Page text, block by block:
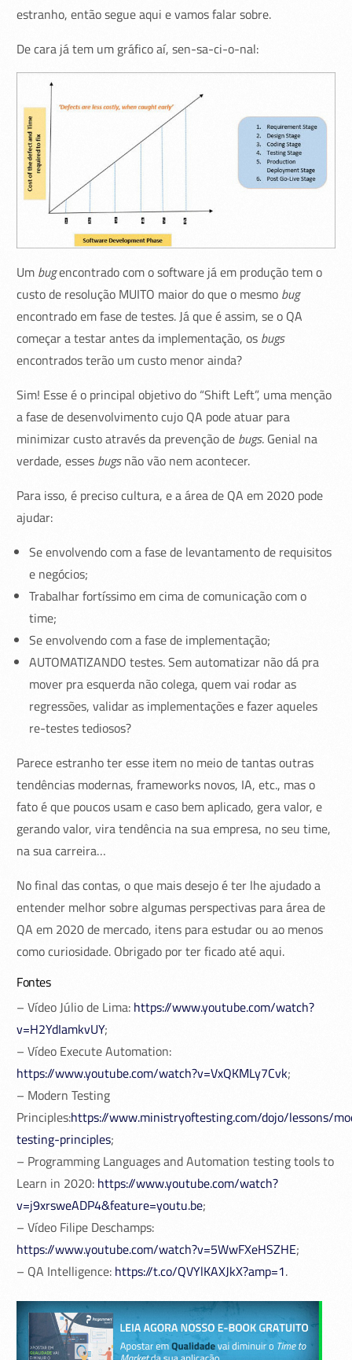
estranho, então segue aqui e vamos falar sobre.
De cara já tem um gráfico aí, sen-sa-ci-o-nal:
Um bugencontrado com o software já em produção tem o
custo de resolução MUITO maior do que o mesmo bug
encontrado em fase de testes. Já que é assim, se o QA
começar a testar antes da implementação, os bugs
encontrados terão um custo menor ainda?
Sim! Esse é o principal objetivo do “Shift Left”, uma menção
a fase de desenvolvimento cujo QA pode atuar para
minimizar custo através da prevenção de bugs. Genial na
verdade, esses bugsnão vão nem acontecer.
Para isso, é preciso cultura, e a área de QA em 2020 pode
ajudar:
Se envolvendo com a fase de levantamento de requisitos
e negócios;
Trabalhar fortíssimo em cima de comunicação com o
time;
Se envolvendo com a fase de implementação;
AUTOMATIZANDO testes. Sem automatizar não dá pra
mover pra esquerda não colega, quem vai rodar as
regressões, validar as implementações e fazer aqueles
re-testes tediosos?
Parece estranho ter esse item no meio de tantas outras
tendências modernas, frameworks novos, IA, etc., mas o
fato é que poucos usam e caso bem aplicado, gera valor, e
gerando valor, vira tendência na sua empresa, no seu time,
na sua carreira…
No final das contas, o que mais desejo é ter lhe ajudado a
entender melhor sobre algumas perspectivas para área de
QA em 2020 de mercado, itens para estudar ou ao menos
como curiosidade. Obrigado por ter ficado até aqui.
Fontes
– Vídeo Júlio de Lima: https://www.youtube.com/watch?
v=H2YdIamkvUY;
– Vídeo Execute Automation:
https://www.youtube.com/watch?v=VxQKMLy7Cvk;
– Modern Testing
Principles:https://www.ministryoftesting.com/dojo/lessons/
testing-principles;
– Programming Languages and Automation testing tools to
Learn in 2020: https://www.youtube.com/watch?
v=j9xrsweADP4&feature=youtu.be;
– Vídeo Filipe Deschamps:
https://www.youtube.com/watch?v=5WwFXeHSZHE;
– QA Intelligence: https://t.co/QVYlKAXJkX?amp=1.